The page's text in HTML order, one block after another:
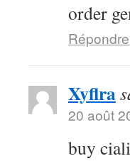
order
Répondre
Xyflra
20 août
buy